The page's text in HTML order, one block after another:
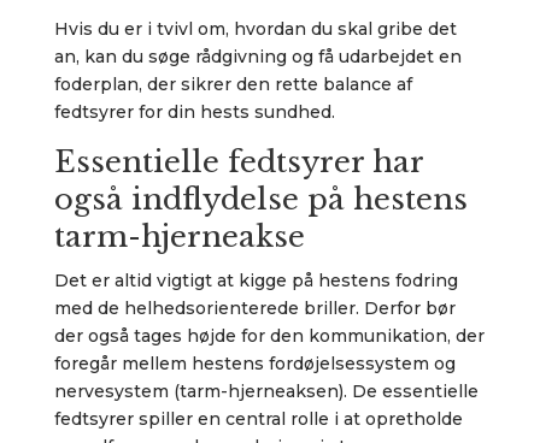
Hvis du er i tvivl om, hvordan du skal gribe det
an, kan du søge rådgivning og få udarbejdet en
foderplan, der sikrer den rette balance af
fedtsyrer for din hests sundhed.
Essentielle fedtsyrer har
også indflydelse på hestens
tarm-hjerneakse
Det er altid vigtigt at kigge på hestens fodring
med de helhedsorienterede briller. Derfor bør
der også tages højde for den kommunikation, der
foregår mellem hestens fordøjelsessystem og
nervesystem (tarm-hjerneaksen). De essentielle
fedtsyrer spiller en central rolle i at opretholde